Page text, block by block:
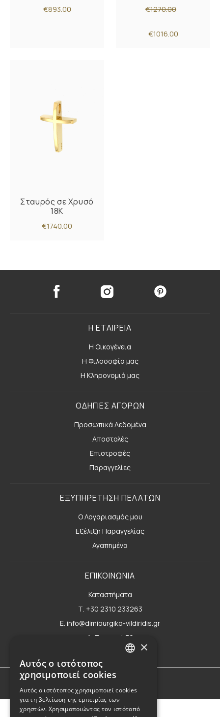
€893.00 €1270.00
€1016.00
Σταυρός σε Χρυσό
18K
€1740.00
Η ΕΤΑΙΡΕΙΑ
Η Οικογένεια
Η Φιλοσοφία μας
Η Κληρονομιά μας
ΟΔΗΓΙΕΣ ΑΓΟΡΩΝ
Προσωπικά Δεδομένα
Αποστολές
Επιστροφές
Παραγγελίες
ΕΞΥΠΗΡΕΤΗΣΗ ΠΕΛΑΤΩΝ
Ο Λογαριασμός μου
Εξέλιξη Παραγγελίας
Αγαπημένα
ΕΠΙΚΟΙΝΩΝΙΑ
Καταστήματα
Τ. +30 2310 233263
E. info@dimiourgiko-vildiridis.gr
Δ. Τσιμισκή 70
Φόρμα επικοινωνίας×
Αυτός ο ιστότοπος
χρησιμοποιεί cookies
Αυτός ο ιστότοπος χρησιμοποιεί cookies
για τη βελτίωση της εμπειρίας των
χρηστών. Χρησιμοποιώντας τον ιστότοπό